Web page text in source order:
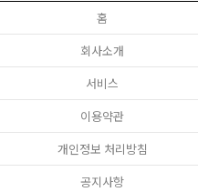
홈
회사소개
서비스
이용약관
개인정보 처리방침
공지사항